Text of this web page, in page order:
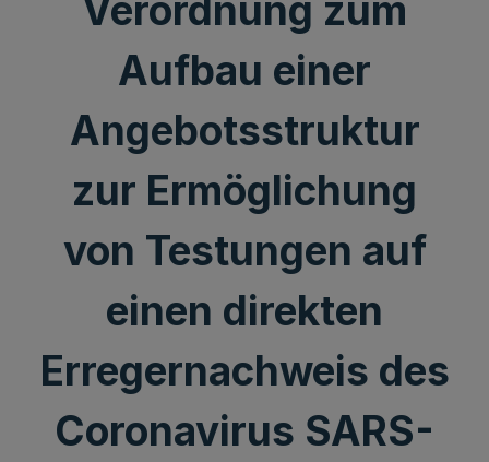
Verordnung zum
Aufbau einer
Angebotsstruktur
zur Ermöglichung
von Testungen auf
einen direkten
Erregernachweis des
Coronavirus SARS-